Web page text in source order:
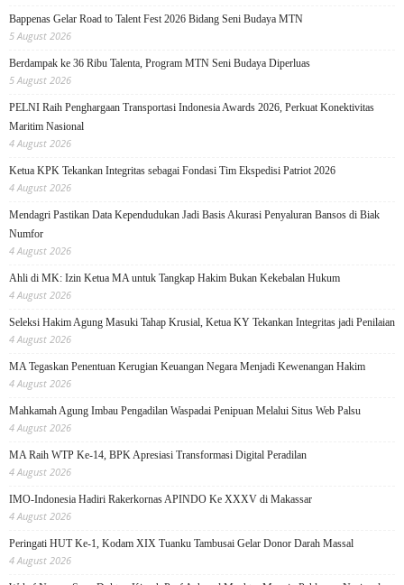
Bappenas Gelar Road to Talent Fest 2026 Bidang Seni Budaya MTN
5 August 2026
Berdampak ke 36 Ribu Talenta, Program MTN Seni Budaya Diperluas
5 August 2026
PELNI Raih Penghargaan Transportasi Indonesia Awards 2026, Perkuat Konektivitas
Maritim Nasional
4 August 2026
Ketua KPK Tekankan Integritas sebagai Fondasi Tim Ekspedisi Patriot 2026
4 August 2026
Mendagri Pastikan Data Kependudukan Jadi Basis Akurasi Penyaluran Bansos di Biak
Numfor
4 August 2026
Ahli di MK: Izin Ketua MA untuk Tangkap Hakim Bukan Kekebalan Hukum
4 August 2026
Seleksi Hakim Agung Masuki Tahap Krusial, Ketua KY Tekankan Integritas jadi Penilaian
4 August 2026
MA Tegaskan Penentuan Kerugian Keuangan Negara Menjadi Kewenangan Hakim
4 August 2026
Mahkamah Agung Imbau Pengadilan Waspadai Penipuan Melalui Situs Web Palsu
4 August 2026
MA Raih WTP Ke-14, BPK Apresiasi Transformasi Digital Peradilan
4 August 2026
IMO-Indonesia Hadiri Rakerkornas APINDO Ke XXXV di Makassar
4 August 2026
Peringati HUT Ke-1, Kodam XIX Tuanku Tambusai Gelar Donor Darah Massal
4 August 2026